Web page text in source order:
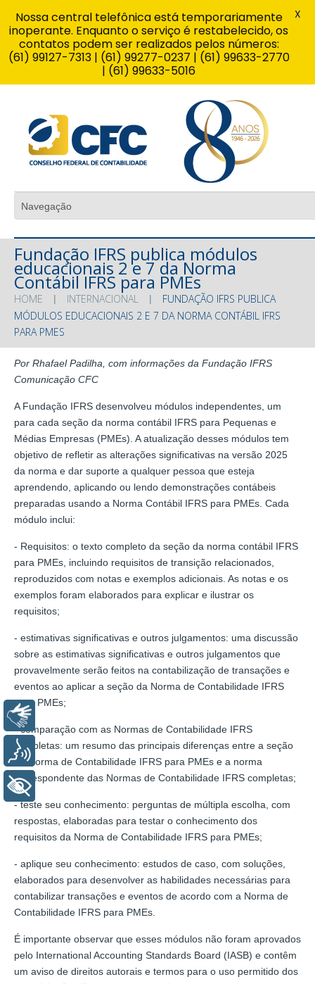
Fundação IFRS publica módulos
educacionais 2 e 7 da Norma
Contábil IFRS para PMEs
HOME INTERNACIONAL
FUNDAÇÃO IFRS PUBLICA
MÓDULOS EDUCACIONAIS 2 E 7 DA NORMA CONTÁBIL IFRS
PARA PMES
Por Rhafael Padilha, com informações da Fundação IFRS
Comunicação CFC
A Fundação IFRS desenvolveu módulos independentes, um
para cada seção da norma contábil IFRS para Pequenas e
Médias Empresas (PMEs). A atualização desses módulos tem
objetivo de refletir as alterações significativas na versão 2025
da norma e dar suporte a qualquer pessoa que esteja
aprendendo, aplicando ou lendo demonstrações contábeis
preparadas usando a Norma Contábil IFRS para PMEs. Cada
módulo inclui:
- Requisitos: o texto completo da seção da norma contábil IFRS
para PMEs, incluindo requisitos de transição relacionados,
reproduzidos com notas e exemplos adicionais. As notas e os
exemplos foram elaborados para explicar e ilustrar os
requisitos;
- estimativas significativas e outros julgamentos: uma discussão
sobre as estimativas significativas e outros julgamentos que
provavelmente serão feitos na contabilização de transações e
eventos ao aplicar a seção da Norma de Contabilidade IFRS
para PMEs;
- comparação com as Normas de Contabilidade IFRS
completas: um resumo das principais diferenças entre a seção
da Norma de Contabilidade IFRS para PMEs e a norma
correspondente das Normas de Contabilidade IFRS completas;
- teste seu conhecimento: perguntas de múltipla escolha, com
respostas, elaboradas para testar o conhecimento dos
requisitos da Norma de Contabilidade IFRS para PMEs;
- aplique seu conhecimento: estudos de caso, com soluções,
elaborados para desenvolver as habilidades necessárias para
contabilizar transações e eventos de acordo com a Norma de
Contabilidade IFRS para PMEs.
É importante observar que esses módulos não foram aprovados
pelo International Accounting Standards Board (IASB) e contêm
um aviso de direitos autorais e termos para o uso permitido dos
Nossa central telefônica está temporariamente
inoperante. Enquanto o serviço é restabelecido, os
contatos podem ser realizados pelos números:
(61) 99127-7313 | (61) 99277-0237 | (61) 99633-2770
| (61) 99633-5016
X
Voz